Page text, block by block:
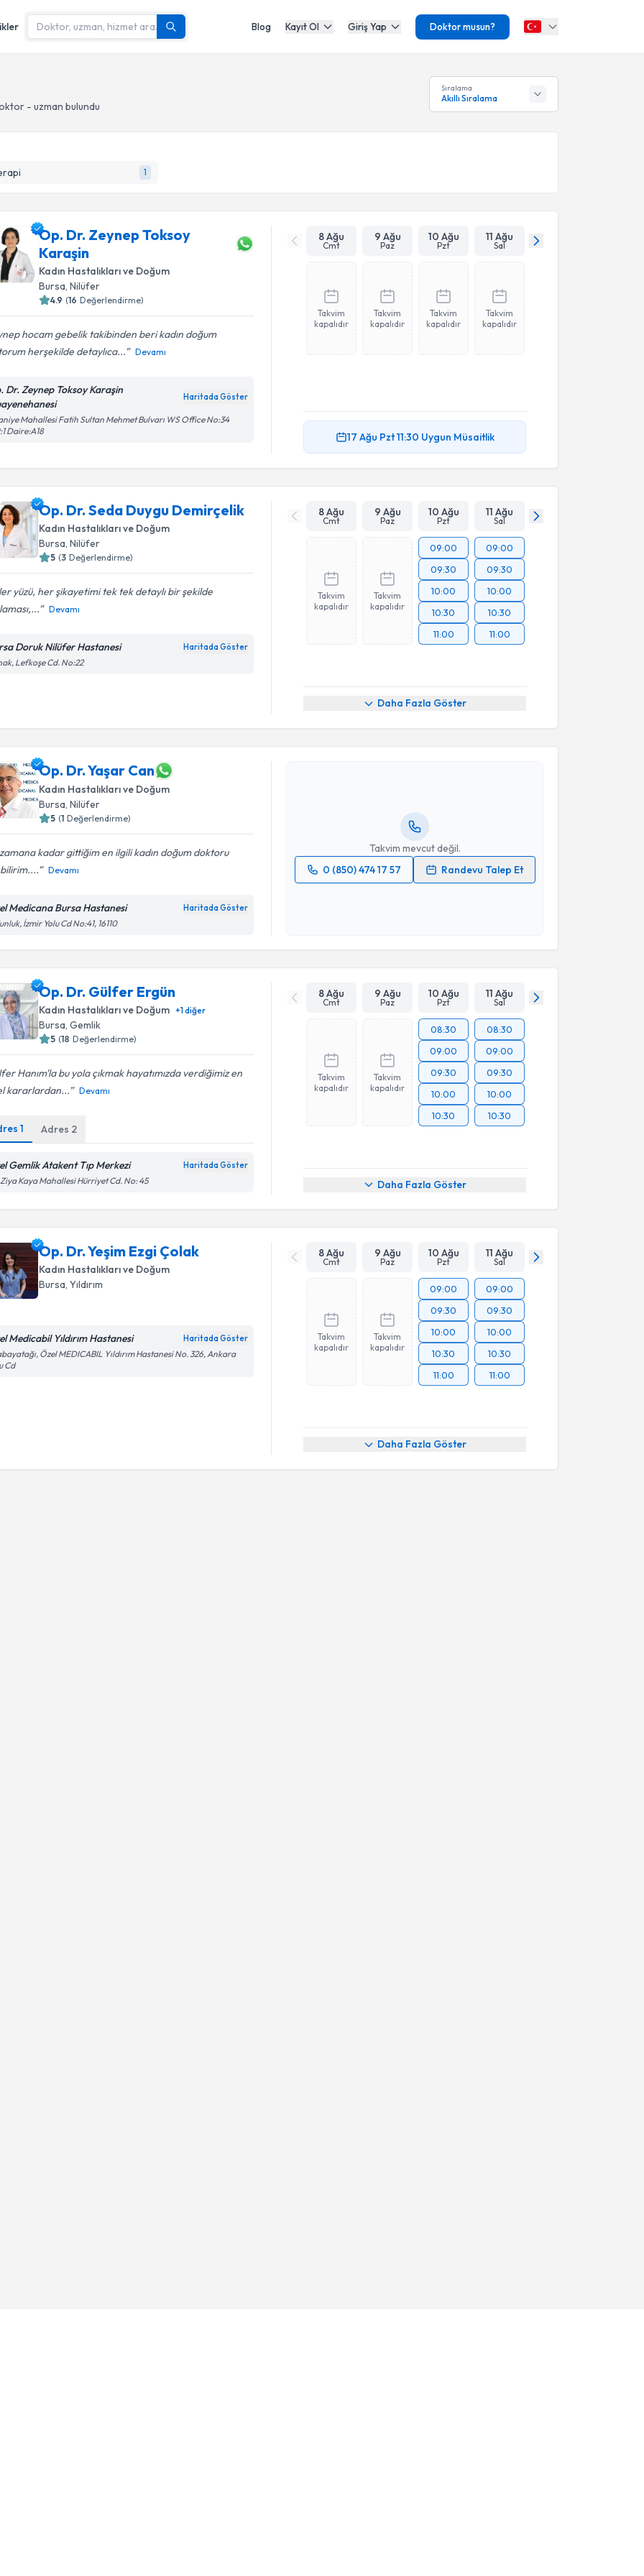
Blog Kayıt Ol Giriş Yap Doktor musun?
- uzman bulundu
Sıralama
Akıllı Sıralama
1
Op. Dr. Zeynep Toksoy
Karaşin
Kadın Hastalıkları ve Doğum
Bursa, Nilüfer
4.9 (16 Değerlendirme)
hocam gebelik takibinden beri kadın doğum
herşekilde detaylıca...
Devamı
Dr. Zeynep Toksoy Karaşin
Haritada Göster
Mahallesi Fatih Sultan Mehmet Bulvarı WS Office No:34
Daire:A18
8 Ağu
Cmt
9 Ağu
Paz
10 Ağu
Pzt
11 Ağu
Sal
Takvim
kapalıdır
Takvim
kapalıdır
Takvim
kapalıdır
Takvim
kapalıdır
17 Ağu Pzt11:30 Uygun Müsaitlik
Op. Dr. Seda Duygu Demirçelik
Kadın Hastalıkları ve Doğum
Bursa, Nilüfer
5 (3 Değerlendirme)
yüzü, her şikayetimi tek tek detaylı bir şekilde
Devamı
Doruk Nilüfer Hastanesi Haritada Göster
Lefkoşe Cd. No:22
8 Ağu
Cmt
9 Ağu
Paz
10 Ağu
Pzt
11 Ağu
Sal
Takvim
kapalıdır
Takvim
kapalıdır
09:00
09:30
10:00
10:30
11:00
09:00
09:30
10:00
10:30
11:00
Daha Fazla Göster
Op. Dr. Yaşar Can
Kadın Hastalıkları ve Doğum
Bursa , Nilüfer
5 (1 Değerlendirme)
kadar gittiğim en ilgili kadın doğum doktoru
Devamı
Medicana Bursa Hastanesi Haritada Göster
İzmir Yolu Cd No:41, 16110
Takvim mevcut değil.
0 (850) 474 17 57
Randevu Talep Et
Randevu Takvimi Talebi
Op. Dr. Yaşar Can
Takvim Talebini Gönder
Op. Dr. Gülfer Ergün
Kadın Hastalıkları ve Doğum +1diğer
Bursa , Gemlik
5 (18 Değerlendirme)
Hanım'la bu yola çıkmak hayatımızda verdiğimiz en
kararlardan...
Devamı
1 Adres 2
Gemlik Atakent Tıp Merkezi Haritada Göster
Kaya Mahallesi Hürriyet Cd. No: 45
8 Ağu
Cmt
9 Ağu
Paz
10 Ağu
Pzt
11 Ağu
Sal
Takvim
kapalıdır
Takvim
kapalıdır
08:30
09:00
09:30
10:00
10:30
08:30
09:00
09:30
10:00
10:30
Daha Fazla Göster
Op. Dr. Yeşim Ezgi Çolak
Kadın Hastalıkları ve Doğum
Bursa, Yıldırım
Medicabil Yıldırım Hastanesi Haritada Göster
Özel MEDICABIL Yıldırım Hastanesi No. 326, Ankara
Cd
8 Ağu
Cmt
9 Ağu
Paz
10 Ağu
Pzt
11 Ağu
Sal
Takvim
kapalıdır
Takvim
kapalıdır
09:00
09:30
10:00
10:30
11:00
09:00
09:30
10:00
10:30
11:00
Daha Fazla Göster